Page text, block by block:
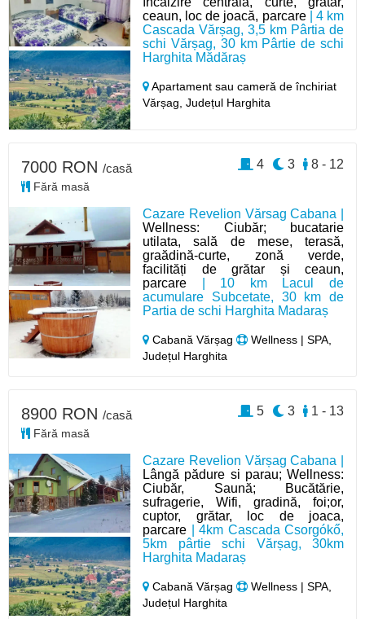
ceaun, loc de joacă, parcare| 4 km
Cascada Vărșag, 3,5 km Pârtia de
schi Vărșag, 30 km Pârtie de schi
Harghita Mădăraș
Apartament sau cameră de închiriat
Vărșag,Județul Harghita
Cazare Revelion Vărsag Cabana |
Wellness: Ciubăr; bucatarie
utilata, sală de mese, terasă,
graădină-curte, zonă verde,
facilități de grătar și ceaun,
parcare | 10 km Lacul de
acumulare Subcetate, 30 km de
Partia de schi Harghita Madaraș
Cabană Vărșag
Wellness | SPA,
Județul Harghita
7000 RON /casă
Fără masă
8 - 12
3
4
Cazare Revelion Vărșag Cabana |
Lângă pădure si parau; Wellness:
Ciubăr, Saună; Bucătărie,
sufragerie, Wifi, gradină, foi;or,
cuptor, grătar, loc de joaca,
parcare | 4km Cascada Csorgókő,
5km pârtie schi Vărșag, 30km
Harghita Madaraș
Cabană Vărșag
Wellness | SPA,
Județul Harghita
8900 RON /casă
Fără masă
1 - 13
3
5